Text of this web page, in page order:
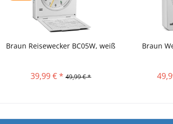
Braun Reisewecker BC05W, weiß
39,99 € * 49,99 € *
Braun